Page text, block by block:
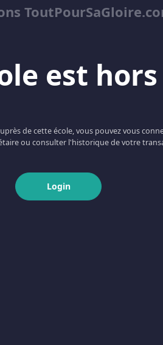
est
de cette école, vous pouvez vous
ou consulter l'historique de votre
Login